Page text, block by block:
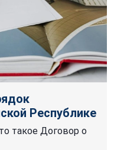
Республике
такое Договор о